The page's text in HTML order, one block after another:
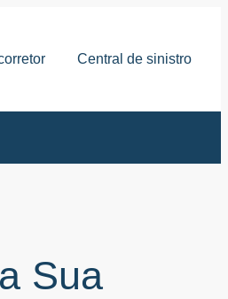
Central de sinistro
Sua